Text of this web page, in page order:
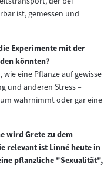
ist, gemessen und
Experimente mit der
könnten?
eine Pflanze auf gewisse
und anderen Stress –
wahrnimmt oder gar eine
wird Grete zu dem
relevant ist Linné heute in
pflanzliche "Sexualität",